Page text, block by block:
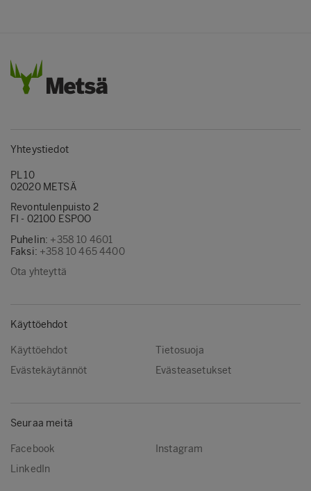
Yhteystiedot
PL 10
02020 METSÄ
Revontulenpuisto 2
FI - 02100 ESPOO
Puhelin: +358 10 4601
Faksi: +358 10 465 4400
Ota yhteyttä
Käyttöehdot
Käyttöehdot
Tietosuoja
Evästekäytännöt
Evästeasetukset
Seuraa meitä
Facebook
Instagram
LinkedIn